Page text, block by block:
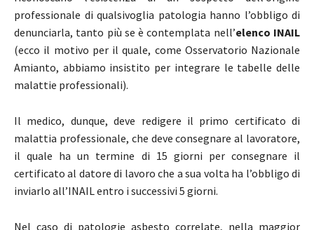
professionale di qualsivoglia patologia hanno l’obbligo di
denunciarla, tanto più se è contemplata nell’elenco INAIL
(ecco il motivo per il quale, come Osservatorio Nazionale
Amianto, abbiamo insistito per integrare le tabelle delle
malattie professionali).
Il medico, dunque, deve redigere il primo certificato di
malattia professionale, che deve consegnare al lavoratore,
il quale ha un termine di 15 giorni per consegnare il
certificato al datore di lavoro che a sua volta ha l’obbligo di
inviarlo all’INAIL entro i successivi 5 giorni.
Nel caso di patologie asbesto correlate, nella maggior